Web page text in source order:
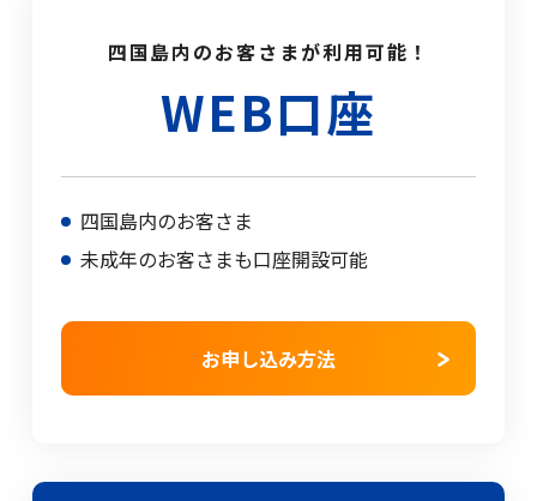
閉じる
四国島内のお客さまが利用可能！
WEB口座
四国島内のお客さま
未成年のお客さまも口座開設可能
お申し込み方法